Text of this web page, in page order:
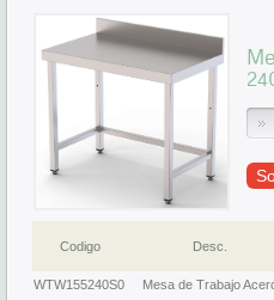
Codigo Desc.
WTW155240S0
Mesa de Trabajo